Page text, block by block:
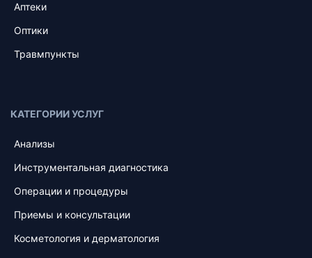
Аптеки
Оптики
Травмпункты
КАТЕГОРИИ УСЛУГ
Анализы
Инструментальная диагностика
Операции и процедуры
Приемы и консультации
Косметология и дерматология